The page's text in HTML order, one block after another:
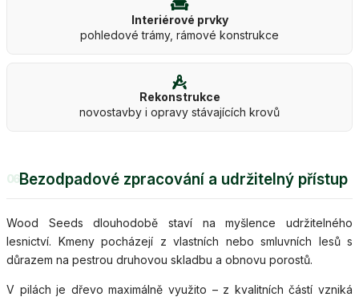
Interiérové prvky
pohledové trámy, rámové konstrukce
Rekonstrukce
novostavby i opravy stávajících krovů
06Bezodpadové zpracování a udržitelný přístup
Wood Seeds dlouhodobě staví na myšlence udržitelného
lesnictví. Kmeny pocházejí z vlastních nebo smluvních lesů s
důrazem na pestrou druhovou skladbu a obnovu porostů.
V pilách je dřevo maximálně využito – z kvalitních částí vzniká